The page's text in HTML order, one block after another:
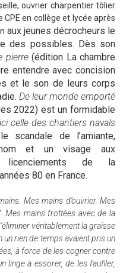
ouvrier charpentier tôlier
en collège et lycée après
aux jeunes décrocheurs le
des possib les. Dès son
pierre(édition La chambre
entendre avec concision
et le son de leurs corps
De leur monde emporté
2022) est un formidable
ici celle des chantiers navals
de l’amiante,
nom et un visage aux
licenciements de la
80 en France.
Mes mains d’ouvrier. Mes
Mes mains frottées avec de la
véritablement la graisse
un rien de temps avaient pris un
à force de les cogner contre
linge à essorer, de les faufiler,